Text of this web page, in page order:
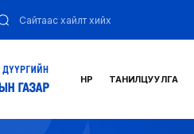
НҮҮР ТАНИЛЦУУЛГА